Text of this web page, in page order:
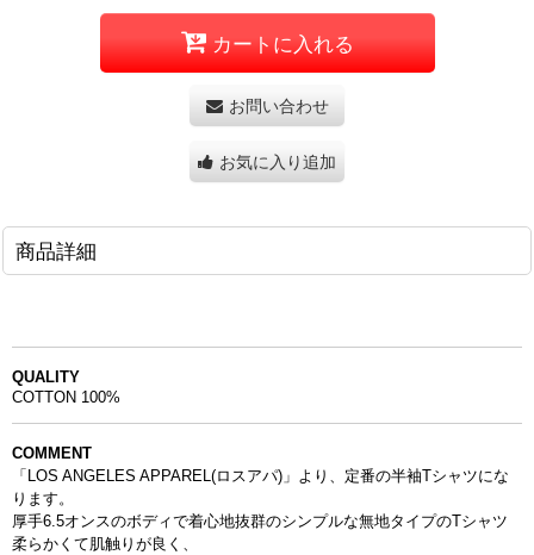
カートに入れる
お問い合わせ
お気に入り追加
商品詳細
QUALITY
COTTON 100%
COMMENT
「LOS ANGELES APPAREL(ロスアパ)」より、定番の半袖Tシャツにな
ります。
厚手6.5オンスのボディで着心地抜群のシンプルな無地タイプのTシャツ
柔らかくて肌触りが良く、